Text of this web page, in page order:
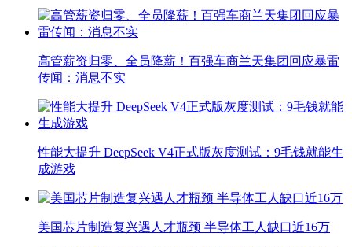
高管薪资归零、全员降薪！百强车商兰天集团回应暴雷
传闻：消息不实
性能大提升 DeepSeek V4正式版灰度测试：9毛钱就能生
成游戏
美国芯片制造复兴遇人才瓶颈 半导体工人缺口近16万